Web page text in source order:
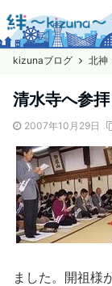
kizunaブログ 北神
清水寺へ
2007年10月29日
ました。開祖様